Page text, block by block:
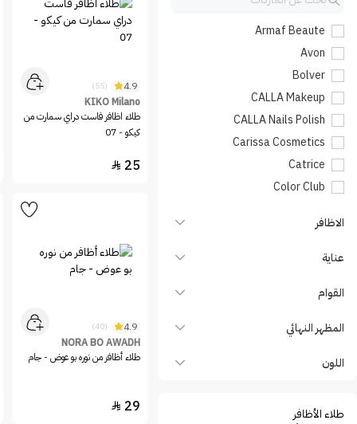
Armaf Beaute
Avon
Bolver
CALLA Makeup
CALLA Nails Polish
Carissa Cosmetics
Catrice
Color Club
essence
essie
Flormar
Glitz
Hurmy
Karen and Carla
الاظافر
عناية
القوام
المظهر النهائي
اللون
طلاء الأظافر
4.9
(55)
KIKO Milano
طلاء اظافر فاست دراي سمارت من
كيكو - 07
25

4.9
(40)
NORA BO AWADH
طلاء أظافر من نوره بو عوض - جام
29
